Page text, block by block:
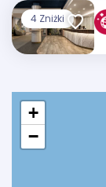
4 Zniżki
+
−